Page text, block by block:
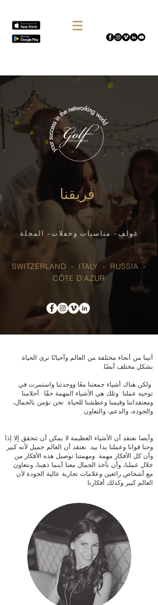
غولف- مناسبات وحفلات- المجلة
SWITZERLAND - ITALY - RUSSIA -
CÔTE D'AZUR
أتينا من أنحاء مختلفة من العالم وأحيانًا نرى الحياة
بشكل مختلف أيضًا.
ولكن هناك أشياء جمعتنا معًا ووحدتنا واستمرت في
توجيه عملنا: وتلك هي الأشياء المهمة حقًا - أحلامنا
ومعتقداتنا وقيمنا وعطشنا للحياة. نحن نؤمن بالجمال،
والجودة، والدعم، والتعاون.
وأيضا نعتقد أن الأشياء العظيمة لا يمكن أن تتحقق إلا إذا
وحنا قوانا وعملنا يدا بيد. نعتقد أن العالم جميل لأنه كبير
وأن كل الأفكار مهمة. ومهمتنا توصيل هذه الأفكار من
خلال عملنا، وأن نأخذ الجمال معنا أينما ذهبنا، ونتعاون
مع أشخاص رائعين وعلامات تجارية عالية الجودة لأن
العالم كبير وكذلك أفكارنا.